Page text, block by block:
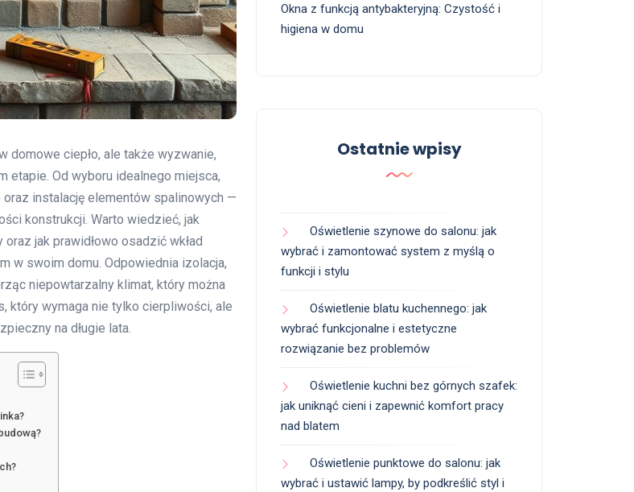
domowe ciepło, ale także wyzwanie,
etapie. Od wyboru idealnego miejsca,
instalację elementów spalinowych —
konstrukcji. Warto wiedzieć, jak
jak prawidłowo osadzić wkład
w swoim domu. Odpowiednia izolacja,
niepowtarzalny klimat, który można
który wymaga nie tylko cierpliwości, ale
na długie lata.
Okna z funkcją antybakteryjną: Czystość i
higiena w domu
Ostatnie wpisy
Oświetlenie szynowe do salonu: jak
wybrać i zamontować system z myślą o
funkcji i stylu
Oświetlenie blatu kuchennego: jak
wybrać funkcjonalne i estetyczne
rozwiązanie bez problemów
Oświetlenie kuchni bez górnych szafek:
jak uniknąć cieni i zapewnić komfort pracy
nad blatem
Oświetlenie punktowe do salonu: jak
wybrać i ustawić lampy, by podkreślić styl i